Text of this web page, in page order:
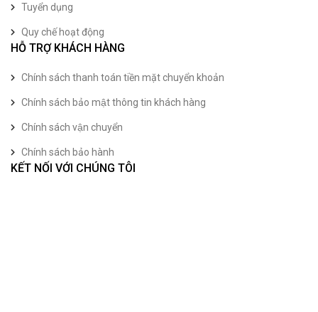
Tuyển dụng
Quy chế hoạt động
HỖ TRỢ KHÁCH HÀNG
Chính sách thanh toán tiền mặt chuyển khoản
Chính sách bảo mật thông tin khách hàng
Chính sách vận chuyển
Chính sách bảo hành
KẾT NỐI VỚI CHÚNG TÔI